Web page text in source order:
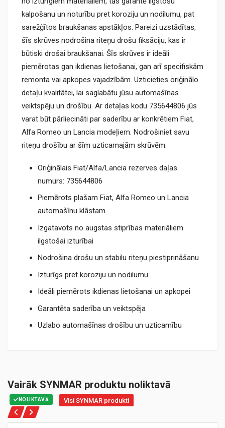
kalpošanu un noturību pret koroziju un nodilumu, pat
sarežģītos braukšanas apstākļos. Pareizi uzstādītas,
šīs skrūves nodrošina riteņu drošu fiksāciju, kas ir
būtiski drošai braukšanai. Šīs skrūves ir ideāli
piemērotas gan ikdienas lietošanai, gan arī specifiskām
remonta vai apkopes vajadzībām. Uzticieties oriģinālo
detaļu kvalitātei, lai saglabātu jūsu automašīnas
veiktspēju un drošību. Ar detaļas kodu 735644806 jūs
varat būt pārliecināti par saderību ar konkrētiem Fiat,
Alfa Romeo un Lancia modeļiem. Nodrošiniet savu
riteņu drošību ar šīm uzticamajām skrūvēm.
Oriģinālais Fiat/Alfa/Lancia rezerves daļas
numurs: 735644806
Piemērots plašam Fiat, Alfa Romeo un Lancia
automašīnu klāstam
Izgatavots no augstas stiprības materiāliem
ilgstošai izturībai
Nodrošina drošu un stabilu riteņu piestiprināšanu
Izturīgs pret koroziju un nodilumu
Ideāli piemērots ikdienas lietošanai un apkopei
Garantēta saderība un veiktspēja
Uzlabo automašīnas drošību un uzticamību
Vairāk SYNMAR produktu noliktavā
NOLIKTAVĀ Visi SYNMAR produkti